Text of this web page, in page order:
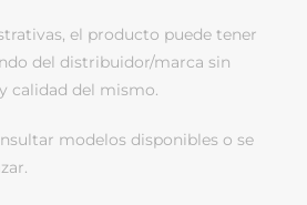
el producto puede tener
del distribuidor/marca sin
calidad del mismo.
modelos disponibles o se